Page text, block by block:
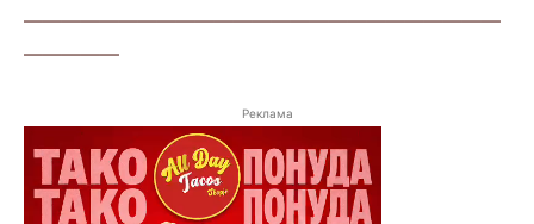
—————————————————————————
—————
Реклама